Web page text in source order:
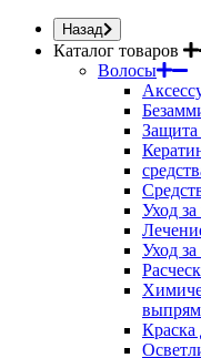
Назад
Каталог товаров
Волосы
Уход
Уход
Краска